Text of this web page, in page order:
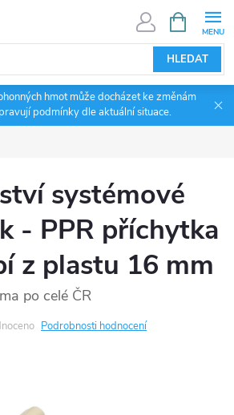
HLEDAT
NÁKUPNÍ
KOŠÍK
hmot může docházet ke změnám
podmínky dle aktuální situace.
systémové
- PPR příchytka
z plastu 16 mm
po celé ČR
Podrobnosti hodnocení